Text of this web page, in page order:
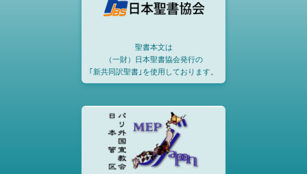
聖書本文は
（一財）日本聖書協会発行の
｢新共同訳聖書｣を使用しております。